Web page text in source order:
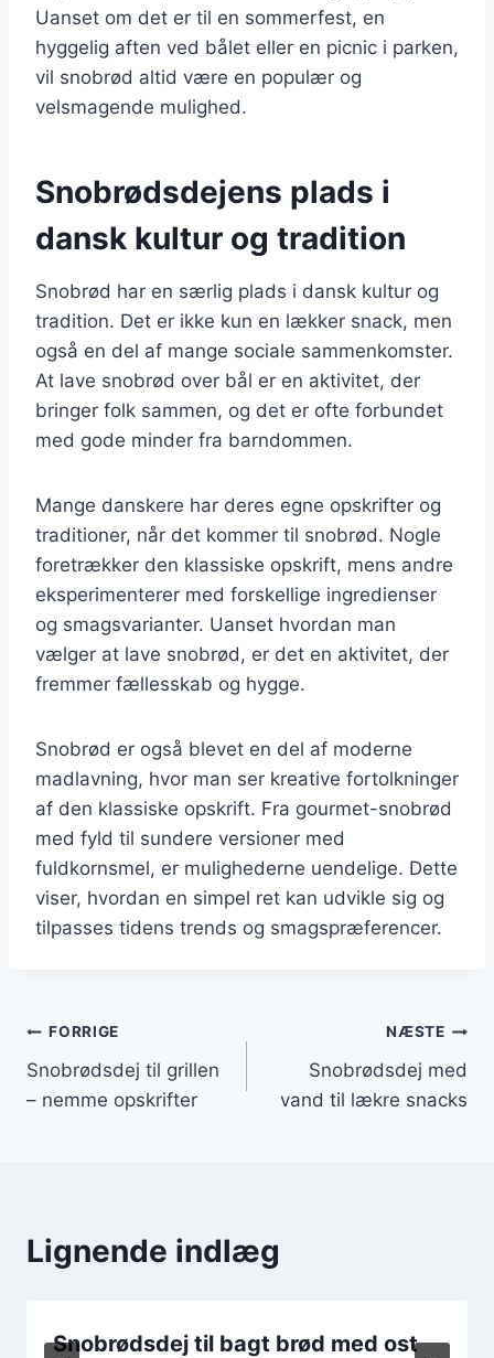
Uanset om det er til en sommerfest, en
hyggelig aften ved bålet eller en picnic i parken,
vil snobrød altid være en populær og
velsmagende mulighed.
Snobrødsdejens plads i
dansk kultur og tradition
Snobrød har en særlig plads i dansk kultur og
tradition. Det er ikke kun en lækker snack, men
også en del af mange sociale sammenkomster.
At lave snobrød over bål er en aktivitet, der
bringer folk sammen, og det er ofte forbundet
med gode minder fra barndommen.
Mange danskere har deres egne opskrifter og
traditioner, når det kommer til snobrød. Nogle
foretrækker den klassiske opskrift, mens andre
eksperimenterer med forskellige ingredienser
og smagsvarianter. Uanset hvordan man
vælger at lave snobrød, er det en aktivitet, der
fremmer fællesskab og hygge.
Snobrød er også blevet en del af moderne
madlavning, hvor man ser kreative fortolkninger
af den klassiske opskrift. Fra gourmet-snobrød
med fyld til sundere versioner med
fuldkornsmel, er mulighederne uendelige. Dette
viser, hvordan en simpel ret kan udvikle sig og
tilpasses tidens trends og smagspræferencer.
Indlægsnavigation
FORRIGE
Snobrødsdej til grillen
– nemme opskrifter
NÆSTE
Snobrødsdej med
vand til lækre snacks
Lignende indlæg
Snobrødsdej til bagt brød med ost